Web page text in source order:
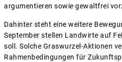
argumentieren sowie gewaltfrei
Dahinter steht eine weitere
September stellen Landwirte auf
soll. Solche Graswurzel-Aktionen
Rahmenbedingungen für